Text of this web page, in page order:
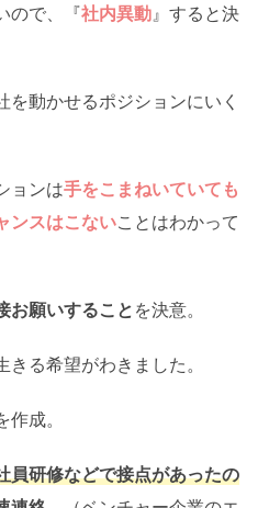
ので、『社内異動 』すると決
動かせるポジションにいく
ョンは手をこまねいていても
ンスはこないことはわかって
お願いすることを決意。
る希望がわきました。
成。
員研修などで接点があったの